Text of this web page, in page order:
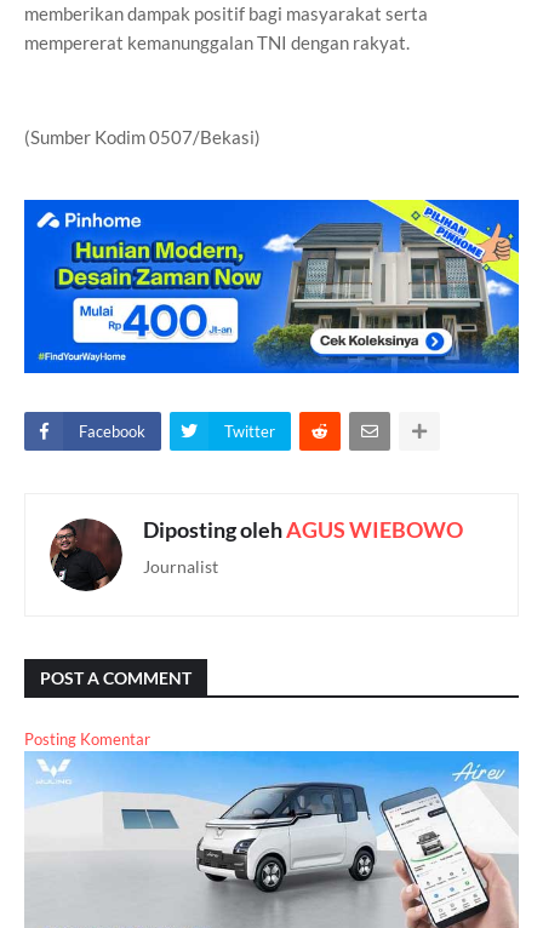
memberikan dampak positif bagi masyarakat serta
mempererat kemanunggalan TNI dengan rakyat.
(Sumber Kodim 0507/Bekasi)
Facebook Twitter
Diposting olehAGUS WIEBOWO
Journalist
POST A COMMENT
Posting Komentar